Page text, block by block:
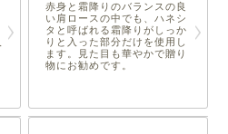
赤身と霜降りのバランスの良
い肩ロースの中でも、ハネシ
タと呼ばれる霜降りがしっか
りと入った部分だけを使用し
ます。見た目も華やかで贈り
物にお勧めです。